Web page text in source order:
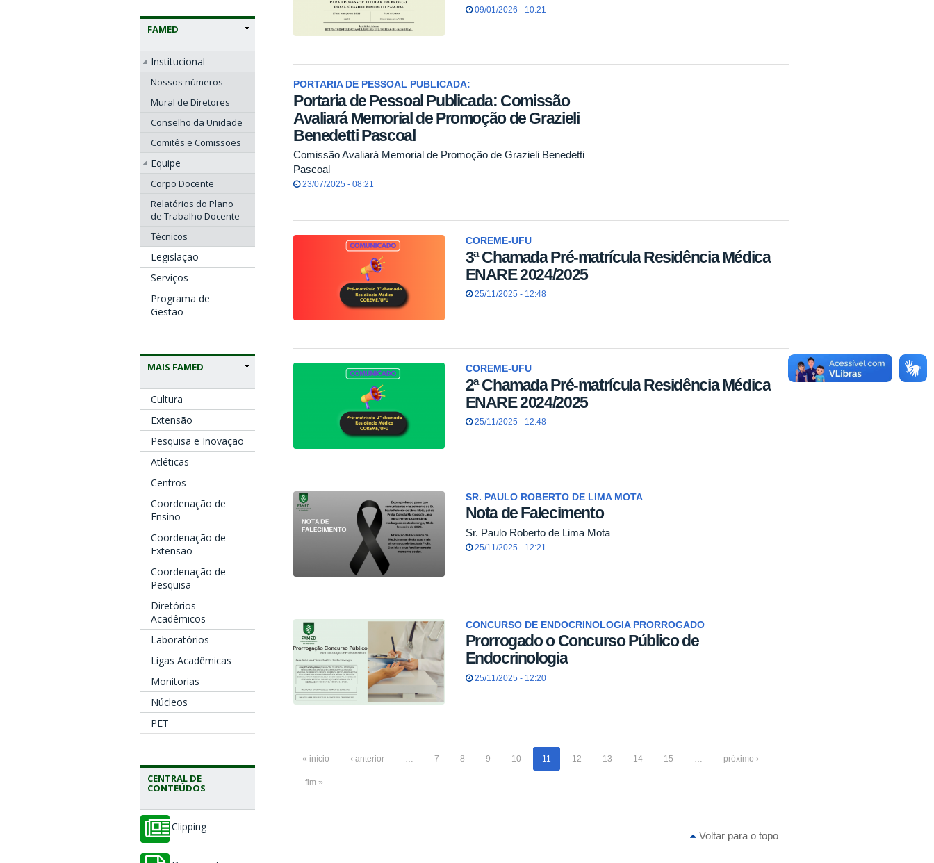
FAMED
Institucional
Nossos números
Mural de Diretores
Conselho da Unidade
Comitês e Comissões
Equipe
Corpo Docente
Relatórios do Plano
de Trabalho Docente
Técnicos
Legislação
Serviços
Programa de
Gestão
MAIS FAMED
Cultura
Extensão
Pesquisa e Inovação
Atléticas
Centros
Coordenação de
Ensino
Coordenação de
Extensão
Coordenação de
Pesquisa
Diretórios
Acadêmicos
Laboratórios
Ligas Acadêmicas
Monitorias
Núcleos
PET
CENTRAL DE
CONTEÚDOS
Clipping
09/01/2026 - 10:21
PORTARIA DE PESSOAL PUBLICADA:
Portaria de Pessoal Publicada: Comissão
Avaliará Memorial de Promoção de Grazieli
Benedetti Pascoal
Comissão Avaliará Memorial de Promoção de Grazieli Benedetti
Pascoal
23/07/2025 - 08:21
COREME-UFU
3ª Chamada Pré-matrícula Residência Médica
ENARE 2024/2025
25/11/2025 - 12:48
COREME-UFU
2ª Chamada Pré-matrícula Residência Médica
ENARE 2024/2025
25/11/2025 - 12:48
SR. PAULO ROBERTO DE LIMA MOTA
Nota de Falecimento
Sr. Paulo Roberto de Lima Mota
25/11/2025 - 12:21
CONCURSO DE ENDOCRINOLOGIA PRORROGADO
Prorrogado o Concurso Público de
Endocrinologia
25/11/2025 - 12:20
« início ‹ anterior … 7 8 9 10 11 12 13 14 15 … próximo ›
fim »
Voltar para o topo